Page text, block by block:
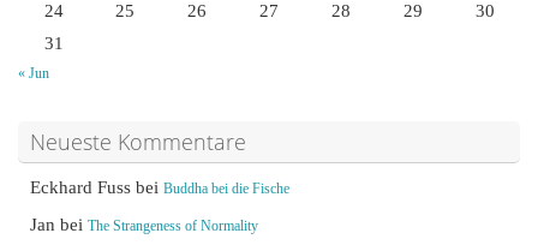
24
25 26 27 28 29
30
31
« Jun
Neueste Kommentare
Eckhard Fuss bei Buddha bei die Fische
Jan bei The Strangeness of Normality